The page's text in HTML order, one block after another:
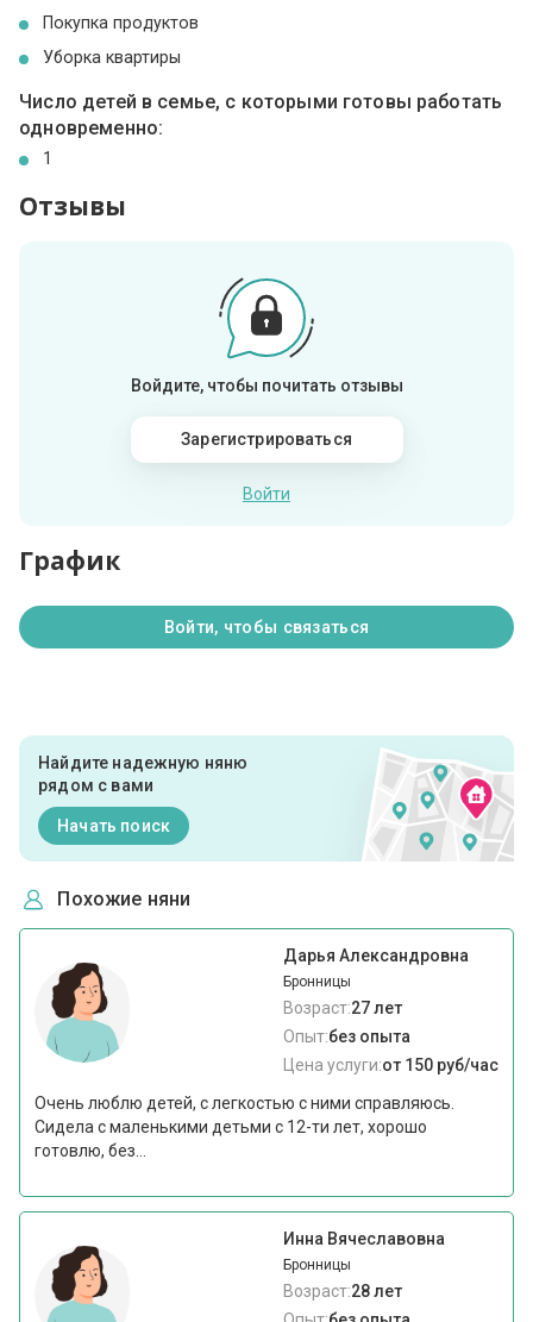
Покупка продуктов
Уборка квартиры
Число детей в семье, с которыми готовы работать
одновременно:
1
Отзывы
Войдите, чтобы почитать отзывы
Зарегистрироваться
Войти
График
Войти, чтобы связаться
Найдите надежную няню
рядом с вами
Начать поиск
Похожие няни
Дарья Александровна
Бронницы
Возраст:27 лет
Опыт:без опыта
Цена услуги:от 150 руб/час
Очень люблю детей, с легкостью с ними справляюсь.
Сидела с маленькими детьми с 12-ти лет, хорошо
готовлю, без...
Инна Вячеславовна
Бронницы
Возраст:28 лет